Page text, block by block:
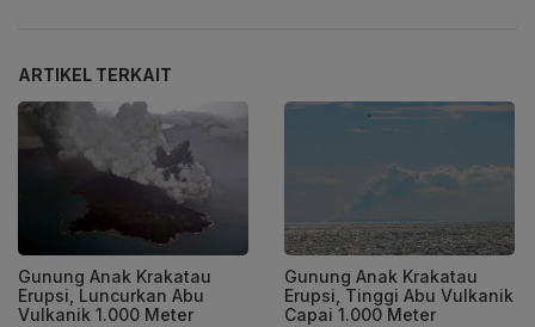
ARTIKEL TERKAIT
Gunung Anak Krakatau
Erupsi, Luncurkan Abu
Vulkanik 1.000 Meter
Gunung Anak Krakatau
Erupsi, Tinggi Abu Vulkanik
Capai 1.000 Meter